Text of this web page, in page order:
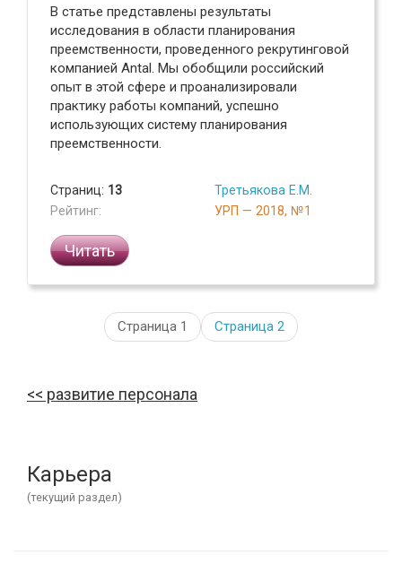
В статье представлены результаты
исследования в области планирования
преемственности, проведенного рекрутинговой
компанией Antal. Мы обобщили российский
опыт в этой сфере и проанализировали
практику работы компаний, успешно
использующих систему планирования
преемственности.
Страниц: 13
Рейтинг:
Третьякова Е.М.
УРП — 2018, №1
Читать
Страница 1 Страница 2
развитие персонала
Карьера
(текущий раздел)